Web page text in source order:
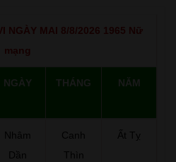
NGÀY MAI 8/8/2026 1965 Nữ
mạng
NGÀY THÁNG NĂM
Nhâm
Dần
Canh
Thìn
Ất Tỵ